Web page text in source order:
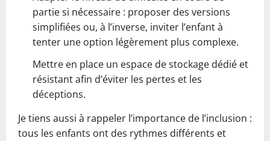
partie si nécessaire : proposer des versions
simplifiées ou, à l’inverse, inviter l’enfant à
tenter une option légèrement plus complexe.
Mettre en place un espace de stockage dédié et
résistant afin d’éviter les pertes et les
déceptions.
Je tiens aussi à rappeler l’importance de l’inclusion :
tous les enfants ont des rythmes différents et